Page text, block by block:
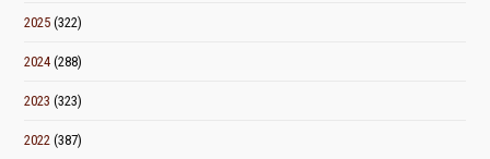
2025 (322)
2024 (288)
2023 (323)
2022 (387)